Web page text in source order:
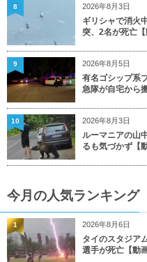
2026年8月3日
ギリシャで消火
突、2名が死亡【
8
2026年8月5日
有名ゴシップ系
急隊が自宅から
9
2026年8月3日
ルーマニアの山
るも気づかず【動
10
今月の人気ランキング
2026年8月6日
タイのスタジア
選手が死亡【動画
1